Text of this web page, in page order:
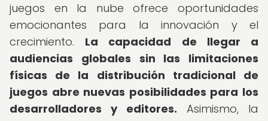
juegos en la nube ofrece oportunidades
emocionantes para la innovación y el
crecimiento. La capacidad de llegar a
audiencias globales sin las limitaciones
físicas de la distribución tradicional de
juegos abre nuevas posibilidades para los
desarrolladores y editores. Asimismo, la